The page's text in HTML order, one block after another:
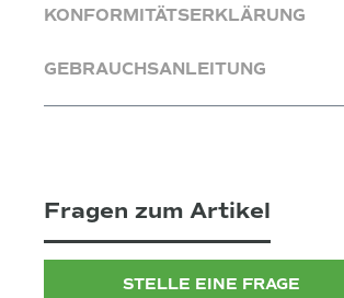
KONFORMITÄTSERKLÄRUNG
GEBRAUCHSANLEITUNG
Fragen zum Artikel
STELLE EINE FRAGE